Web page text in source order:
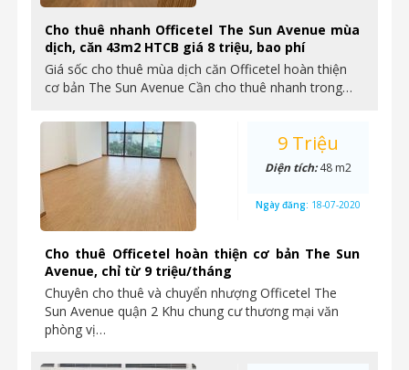
Cho thuê nhanh Officetel The Sun Avenue mùa
dịch, căn 43m2 HTCB giá 8 triệu, bao phí
Giá sốc cho thuê mùa dịch căn Officetel hoàn thiện
cơ bản The Sun Avenue Cần cho thuê nhanh trong…
Cho thuê Officetel hoàn thiện cơ bản The Sun
Avenue, chỉ từ 9 triệu/tháng
Chuyên cho thuê và chuyển nhượng Officetel The
Sun Avenue quận 2 Khu chung cư thương mại văn
phòng vị…
9 Triệu
Diện tích:48 m2
Ngày đăng: 18-07-2020